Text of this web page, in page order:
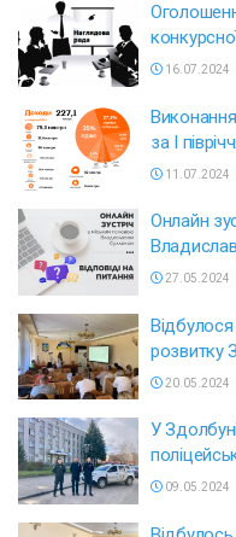
16.07.2024
за І
11.07.2024
Онлайн
27.05.2024
розвитку
20.05.2024
У
09.05.2024